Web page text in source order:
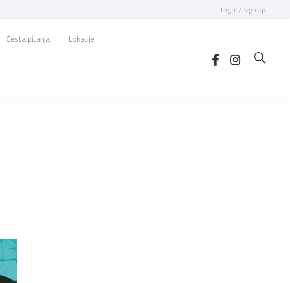
Log In / Sign Up
Česta pitanja Lokacije